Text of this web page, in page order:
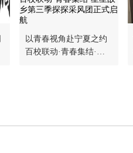
以青春视角赴宁夏之约
百校联动·青春集结·星